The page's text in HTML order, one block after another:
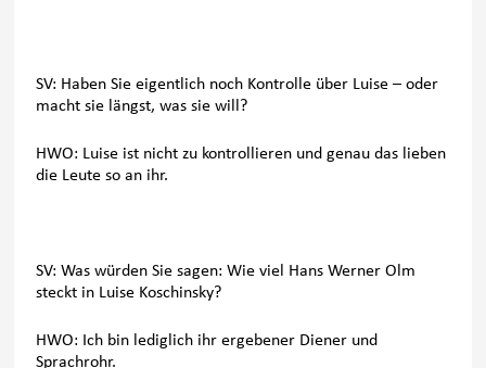
SV: Haben Sie eigentlich noch Kontrolle über Luise – oder
macht sie längst, was sie will?
HWO: Luise ist nicht zu kontrollieren und genau das lieben
die Leute so an ihr.
SV: Was würden Sie sagen: Wie viel Hans Werner Olm
steckt in Luise Koschinsky?
HWO: Ich bin lediglich ihr ergebener Diener und
Sprachrohr.